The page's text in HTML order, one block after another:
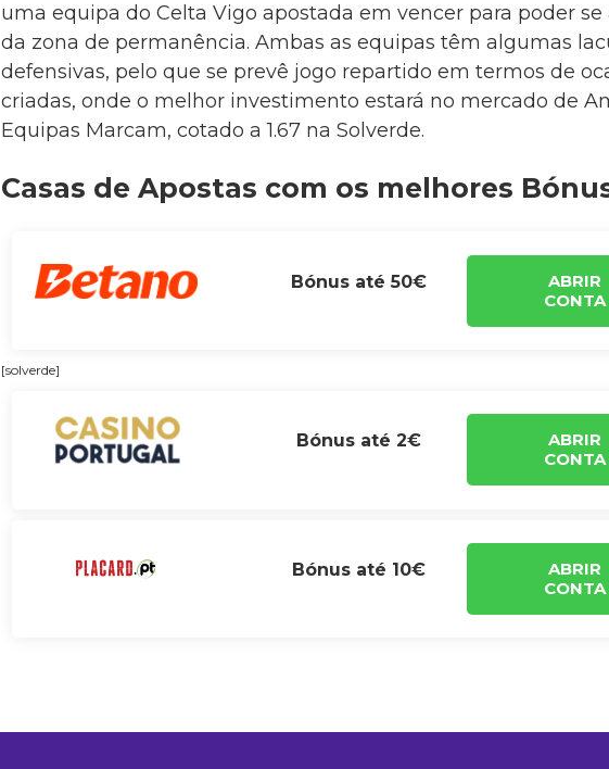
uma equipa do Celta Vigo apostada em vencer para poder
da zona de permanência. Ambas as equipas têm algumas
defensivas, pelo que se prevê jogo repartido em termos de
criadas, onde o melhor investimento estará no mercado de
Equipas Marcam, cotado a 1.67 na Solverde.
Casas de Apostas com os melhores
Bónus até 50€
ABRIR
CONTA
[solverde]
Bónus até 2€
ABRIR
CONTA
Bónus até 10€
ABRIR
CONTA